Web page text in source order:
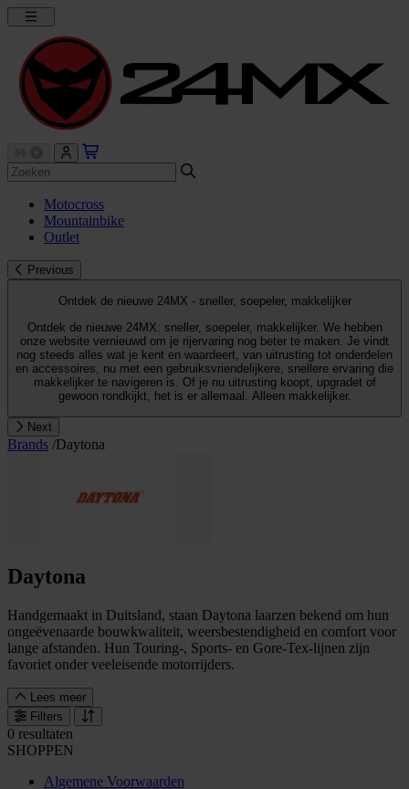
Motocross
Mountainbike
Outlet
Previous
Ontdek de nieuwe 24MX - sneller, soepeler, makkelijker
Ontdek de nieuwe 24MX: sneller, soepeler, makkelijker. We hebben
onze website vernieuwd om je rijervaring nog beter te maken. Je vindt
nog steeds alles wat je kent en waardeert, van uitrusting tot onderdelen
en accessoires, nu met een gebruiksvriendelijkere, snellere ervaring die
makkelijker te navigeren is. Of je nu uitrusting koopt, upgradet of
gewoon rondkijkt, het is er allemaal. Alleen makkelijker.
Next
Brands /Daytona
Daytona
Handgemaakt in Duitsland, staan Daytona laarzen bekend om hun
ongeëvenaarde bouwkwaliteit, weersbestendigheid en comfort voor
lange afstanden. Hun Touring-, Sports- en Gore-Tex-lijnen zijn
favoriet onder veeleisende motorrijders.
Lees meer
Filters
0 resultaten
SHOPPEN
Algemene Voorwaarden